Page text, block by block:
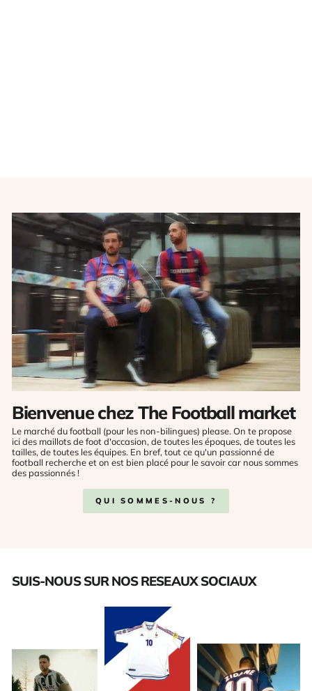
Bienvenue chez The Football market
Le marché du football (pour les non-bilingues) please. On te propose
ici des maillots de foot d'occasion, de toutes les époques, de toutes les
tailles, de toutes les équipes. En bref, tout ce qu'un passionné de
football recherche et on est bien placé pour le savoir car nous sommes
des passionnés !
QUI SOMMES-NOUS ?
SUIS-NOUS SUR NOS RESEAUX SOCIAUX